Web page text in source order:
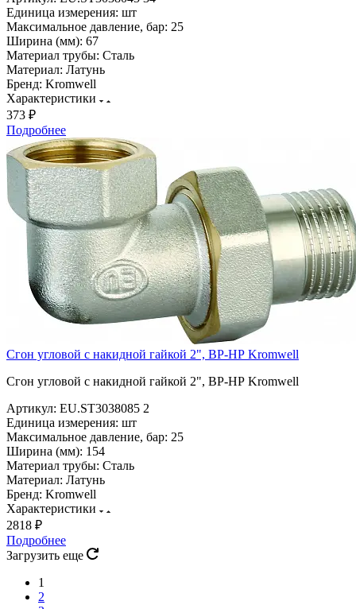
Единица измерения: шт
Максимальное давление, бар: 25
Ширина (мм): 67
Материал трубы: Сталь
Материал: Латунь
Бренд: Kromwell
Характеристики
373 ₽
Подробнее
Сгон угловой с накидной гайкой 2", ВР-НР Kromwell
Сгон угловой с накидной гайкой 2", ВР-НР Kromwell
Артикул: EU.ST3038085 2
Единица измерения: шт
Максимальное давление, бар: 25
Ширина (мм): 154
Материал трубы: Сталь
Материал: Латунь
Бренд: Kromwell
Характеристики
2818 ₽
Подробнее
Загрузить еще
1
2